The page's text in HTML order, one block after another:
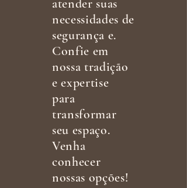
atender suas
necessidades de
segurança e.
Confie em
nossa tradição
e expertise
para
transformar
seu espaço.
Venha
conhecer
nossas opções!